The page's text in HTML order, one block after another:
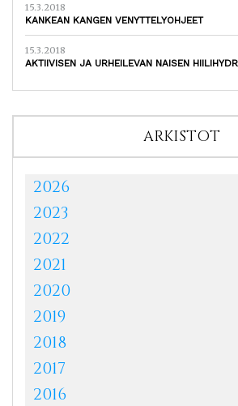
15.3.2018
KANKEAN KANGEN VENYTTELYOHJEET
15.3.2018
AKTIIVISEN JA URHEILEVAN NAISEN
ARKISTOT
2026
2023
2022
2021
2020
2019
2018
2017
2016